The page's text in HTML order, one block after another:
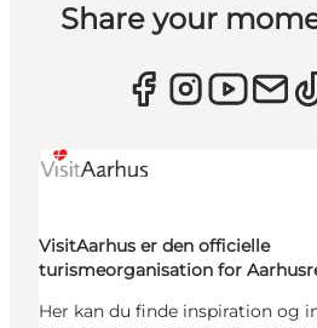
Share your
VisitAarhus er den officielle
turismeorganisation for
Her kan du finde inspiration og